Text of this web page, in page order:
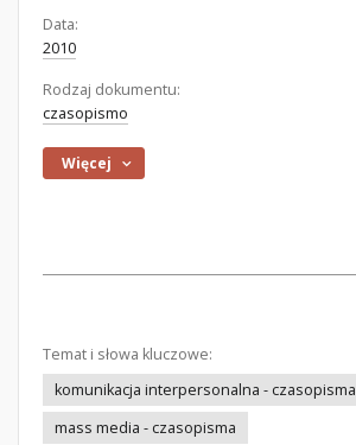
Data:
2010
Rodzaj dokumentu:
czasopismo
Więcej
Temat i słowa kluczowe:
komunikacja interpersonalna - czasopisma
mass media - czasopisma